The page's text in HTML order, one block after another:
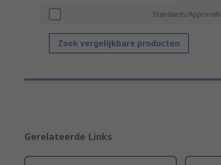
Standards/Approvals
Zoek vergelijkbare producten
Gerelateerde Links